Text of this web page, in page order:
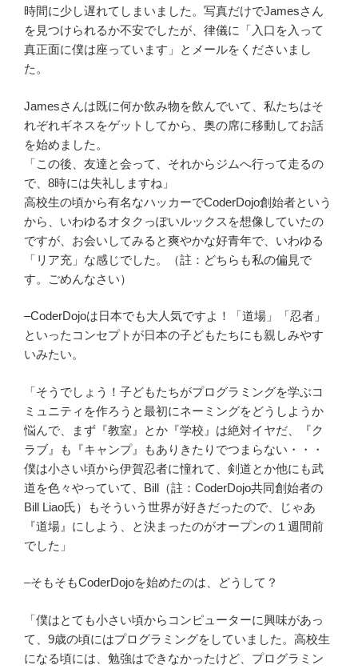
時間に少し遅れてしまいました。写真だけでJamesさん
を見つけられるか不安でしたが、律儀に「入口を入って
真正面に僕は座っています」とメールをくださいまし
た。
Jamesさんは既に何か飲み物を飲んでいて、私たちはそ
れぞれギネスをゲットしてから、奥の席に移動してお話
を始めました。
「この後、友達と会って、それからジムへ行って走るの
で、8時には失礼しますね」
高校生の頃から有名なハッカーでCoderDojo創始者という
から、いわゆるオタクっぽいルックスを想像していたの
ですが、お会いしてみると爽やかな好青年で、いわゆる
「リア充」な感じでした。（註：どちらも私の偏見で
す。ごめんなさい）
–CoderDojoは日本でも大人気ですよ！「道場」「忍者」
といったコンセプトが日本の子どもたちにも親しみやす
いみたい。
「そうでしょう！子どもたちがプログラミングを学ぶコ
ミュニティを作ろうと最初にネーミングをどうしようか
悩んで、まず『教室』とか『学校』は絶対イヤだ、『ク
ラブ』も『キャンプ』もありきたりでつまらない・・・
僕は小さい頃から伊賀忍者に憧れて、剣道とか他にも武
道を色々やっていて、Bill（註：CoderDojo共同創始者の
Bill Liao氏）もそういう世界が好きだったので、じゃあ
『道場』にしよう、と決まったのがオープンの１週間前
でした」
–そもそもCoderDojoを始めたのは、どうして？
「僕はとても小さい頃からコンピューターに興味があっ
て、9歳の頃にはプログラミングをしていました。高校生
になる頃には、勉強はできなかったけど、プログラミン